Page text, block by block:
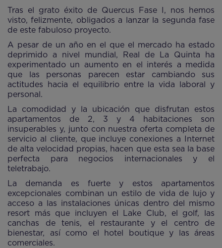
Tras el grato éxito de Quercus Fase I, nos hemos
visto, felizmente, obligados a lanzar la segunda fase
de este fabuloso proyecto.
A pesar de un año en el que el mercado ha estado
deprimido a nivel mundial, Real de La Quinta ha
experimentado un aumento en el interés a medida
que las personas parecen estar cambiando sus
actitudes hacia el equilibrio entre la vida laboral y
personal.
La comodidad y la ubicación que disfrutan estos
apartamentos de 2, 3 y 4 habitaciones son
insuperables y, junto con nuestra oferta completa de
servicio al cliente, que incluye conexiones a Internet
de alta velocidad propias, hacen que esta sea la base
perfecta para negocios internacionales y el
teletrabajo.
La demanda es fuerte y estos apartamentos
excepcionales combinan un estilo de vida de lujo y
acceso a las instalaciones únicas dentro del mismo
resort más que incluyen el Lake Club, el golf, las
canchas de tenis, el restaurante y el centro de
bienestar, así como el hotel boutique y las áreas
comerciales.